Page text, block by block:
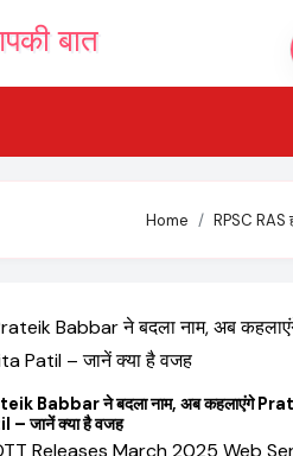
Home RPSC RAS
Babbar ने बदला नाम, अब कहलाएंगे
– जानें क्या है वजह